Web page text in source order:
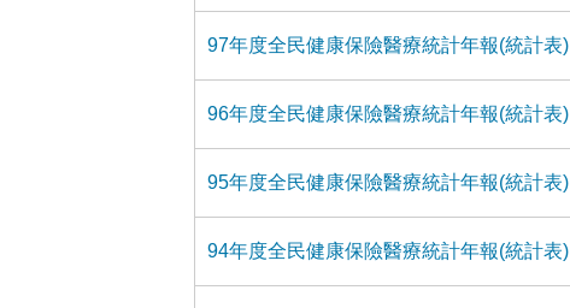
97年度全民健康保險醫療統計年報(統計表)
96年度全民健康保險醫療統計年報(統計表)
95年度全民健康保險醫療統計年報(統計表)
94年度全民健康保險醫療統計年報(統計表)